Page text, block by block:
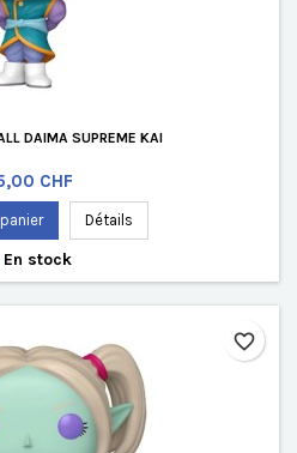
DAIMA SUPREME KAI
CHF
Détails
En stock
favorite_border